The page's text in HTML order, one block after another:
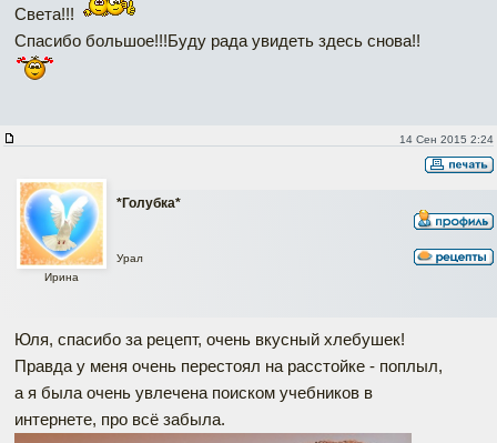
Света!!!
Спасибо большое!!!Буду рада увидеть здесь снова!!
14 Сен 2015 2:24
*Голубка*
Ирина
Урал
Юля, спасибо за рецепт, очень вкусный хлебушек!
Правда у меня очень перестоял на расстойке - поплыл,
а я была очень увлечена поиском учебников в
интернете, про всё забыла.